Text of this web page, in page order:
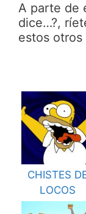
A parte de
dice…?,
estos
CHISTES
LOCOS